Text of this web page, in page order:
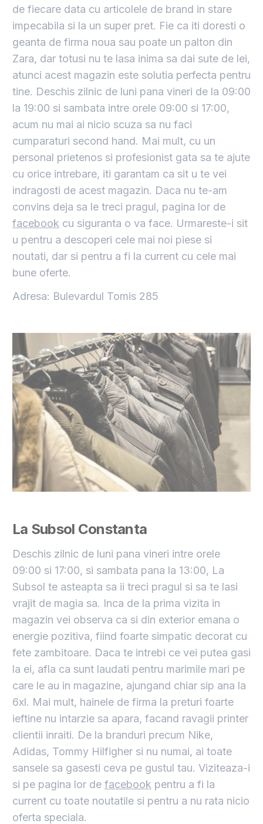
de fiecare data cu articolele de brand in stare
impecabila si la un super pret. Fie ca iti doresti o
geanta de firma noua sau poate un palton din
Zara, dar totusi nu te lasa inima sa dai sute de lei,
atunci acest magazin este solutia perfecta pentru
tine. Deschis zilnic de luni pana vineri de la 09:00
la 19:00 si sambata intre orele 09:00 si 17:00,
acum nu mai ai nicio scuza sa nu faci
cumparaturi second hand. Mai mult, cu un
personal prietenos si profesionist gata sa te ajute
cu orice intrebare, iti garantam ca sit u te vei
indragosti de acest magazin. Daca nu te-am
convins deja sa le treci pragul, pagina lor de
facebook cu siguranta o va face. Urmareste-i sit
u pentru a descoperi cele mai noi piese si
noutati, dar si pentru a fi la current cu cele mai
bune oferte.
Adresa: Bulevardul Tomis 285
La Subsol Constanta
Deschis zilnic de luni pana vineri intre orele
09:00 si 17:00, si sambata pana la 13:00, La
Subsol te asteapta sa ii treci pragul si sa te lasi
vrajit de magia sa. Inca de la prima vizita in
magazin vei observa ca si din exterior emana o
energie pozitiva, fiind foarte simpatic decorat cu
fete zambitoare. Daca te intrebi ce vei putea gasi
la ei, afla ca sunt laudati pentru marimile mari pe
care le au in magazine, ajungand chiar sip ana la
6xl. Mai mult, hainele de firma la preturi foarte
ieftine nu intarzie sa apara, facand ravagii printer
clientii inraiti. De la branduri precum Nike,
Adidas, Tommy Hilfigher si nu numai, ai toate
sansele sa gasesti ceva pe gustul tau. Viziteaza-i
si pe pagina lor de facebook pentru a fi la
current cu toate noutatile si pentru a nu rata nicio
oferta speciala.